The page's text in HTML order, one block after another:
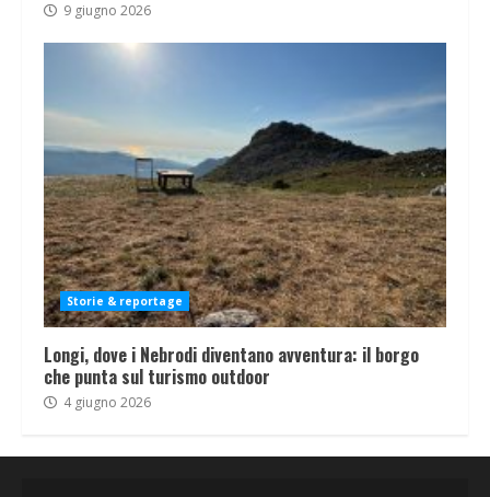
9 giugno 2026
Storie & reportage
Longi, dove i Nebrodi diventano avventura: il borgo
che punta sul turismo outdoor
4 giugno 2026